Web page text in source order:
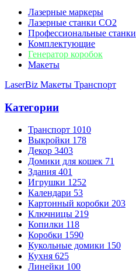
Лазерные маркеры
Лазерные станки CO2
Профессиональные станки
Комплектующие
Генератор коробок
Макеты
LaserBiz Макеты Транспорт
Категории
Транспорт 1010
Выкройки 178
Декор 3403
Домики для кошек 71
Здания 401
Игрушки 1252
Календари 53
Картонный коробки 203
Ключницы 219
Копилки 118
Коробки 1590
Кукольные домики 150
Кухня 625
Линейки 100